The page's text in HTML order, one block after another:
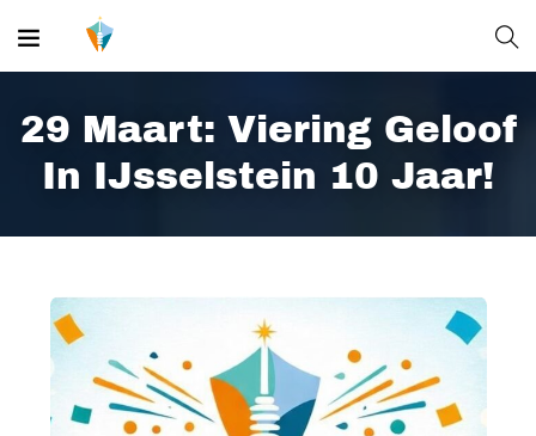
29 Maart: Viering Geloof
In IJsselstein 10 Jaar!